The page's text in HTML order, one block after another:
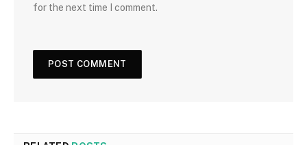
for the next time I comment.